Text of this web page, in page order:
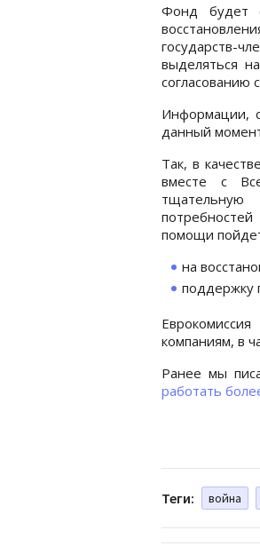
Фонд будет
выделяться
согласованию
Информации,
данный
Так, в
вместе с
помощи
на
поддержку
компаниям, в
Ранее мы
работать
Теги: война